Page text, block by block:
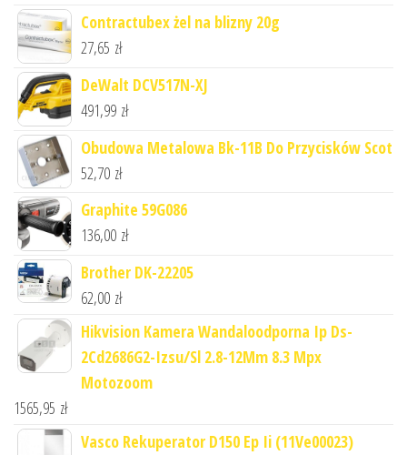
Contractubex żel na blizny 20g
27,65 zł
DeWalt DCV517N-XJ
491,99 zł
Obudowa Metalowa Bk-11B Do Przycisków Scot
52,70 zł
Graphite 59G086
136,00 zł
Brother DK-22205
62,00 zł
Hikvision Kamera Wandaloodporna Ip Ds-
2Cd2686G2-Izsu/Sl 2.8-12Mm 8.3 Mpx
Motozoom
1565,95 zł
Vasco Rekuperator D150 Ep Ii (11Ve00023)